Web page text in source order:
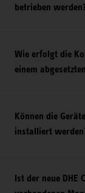
betrieben
Wie erfolgt die
einem
Können die
installiert
Ist der neue DHE